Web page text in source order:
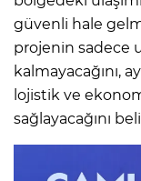
güvenli hale
projenin sadece
kalmayacağını,
lojistik ve
sağlayacağını